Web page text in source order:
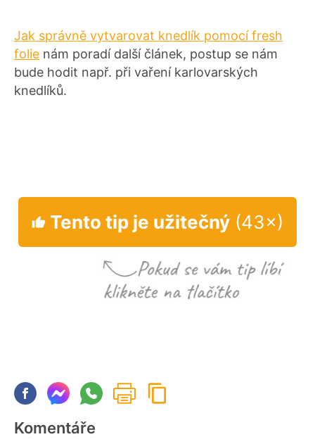
Jak správně vytvarovat knedlík pomocí fresh
folie nám poradí další článek, postup se nám
bude hodit např. při vaření karlovarských
knedlíků.
Tento tip je užitečný (43×)
Komentáře